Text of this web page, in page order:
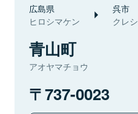
広島県
ヒロシマケン
呉市
クレシ
青山町
アオヤマチョウ
737-0023